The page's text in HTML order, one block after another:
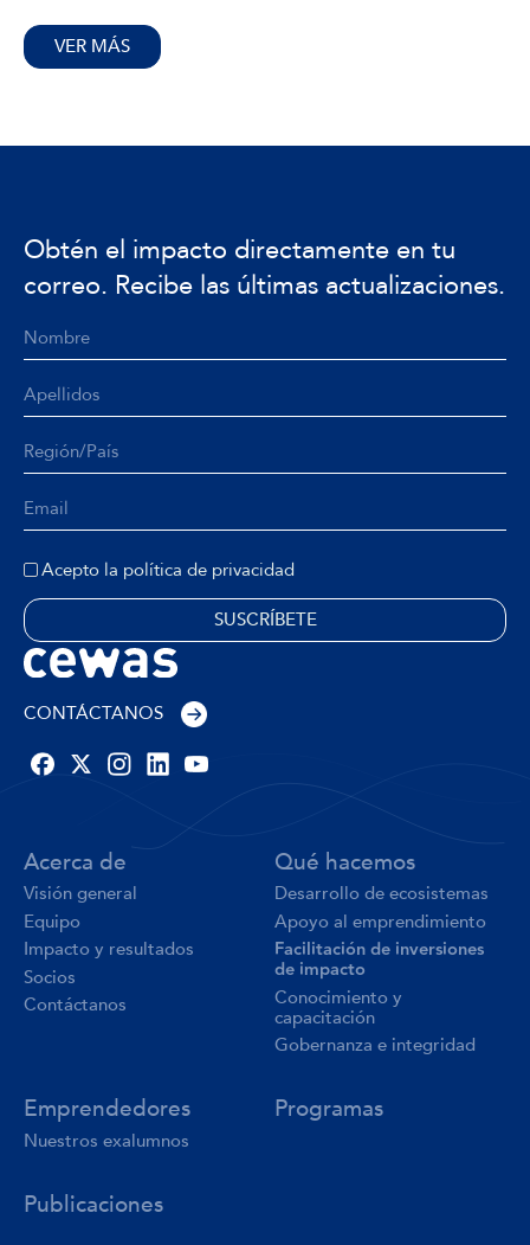
VER MÁS
Obtén el impacto directamente en tu
correo. Recibe las últimas actualizaciones.
Acepto la política de privacidad
CONTÁCTANOS
Acerca de
Visión general
Equipo
Impacto y resultados
Socios
Contáctanos
Qué hacemos
Desarrollo de ecosistemas
Apoyo al emprendimiento
Facilitación de inversiones
de impacto
Conocimiento y
capacitación
Gobernanza e integridad
Emprendedores
Nuestros exalumnos
Programas
Publicaciones